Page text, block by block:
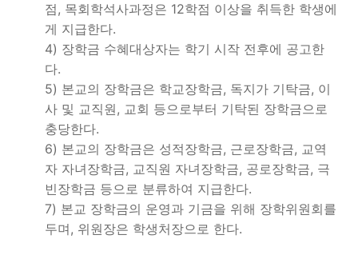
점, 목회학석사과정은 12학점 이상을 취득한 학생에
게 지급한다.
4) 장학금 수혜대상자는 학기 시작 전후에 공고한
다.
5) 본교의 장학금은 학교장학금, 독지가 기탁금, 이
사 및 교직원, 교회 등으로부터 기탁된 장학금으로
충당한다.
6) 본교의 장학금은 성적장학금, 근로장학금, 교역
자 자녀장학금, 교직원 자녀장학금, 공로장학금, 극
빈장학금 등으로 분류하여 지급한다.
7) 본교 장학금의 운영과 기금을 위해 장학위원회를
두며, 위원장은 학생처장으로 한다.